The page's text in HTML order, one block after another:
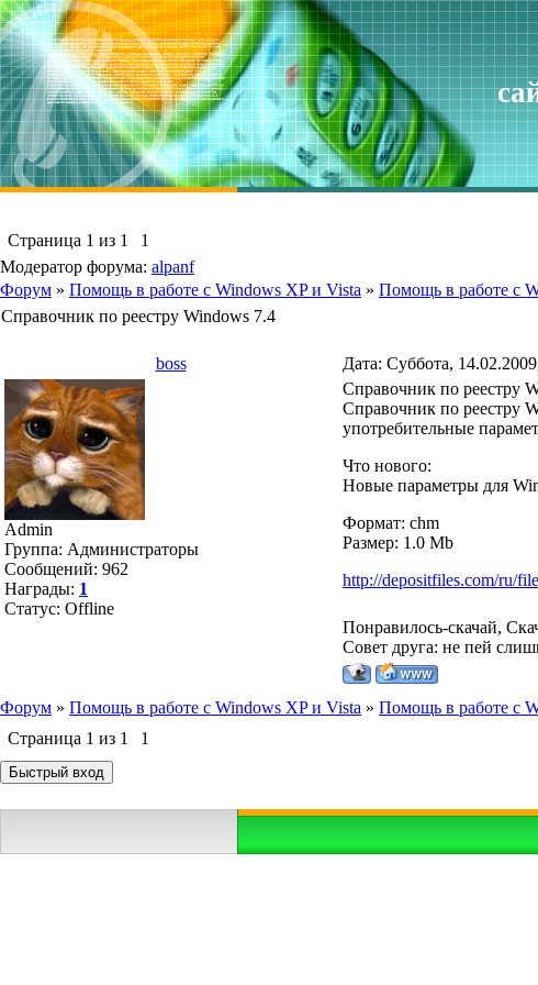
Страница 1 из 1
1
Модератор форума: alpanf
Форум » Помощь в работе с Windows XP и Vista » Помощь в работе с
Справочник по реестру Windows 7.4
boss Дата: Суббота,
Admin
Группа: Администраторы
Сообщений: 962
Награды: 1
Статус: Offline
Справочник по реестру
Справочник по реестру
употребительные
Что нового:
Новые параметры для
Формат: chm
Размер: 1.0 Мb
http://depositfiles.com/ru/
Понравилось-скачай,
Совет друга: не пей
Форум » Помощь в работе с Windows XP и Vista » Помощь в работе с
Страница 1 из 1
1